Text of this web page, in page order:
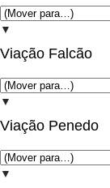
▼
Viação Falcão
▼
Viação Penedo
▼